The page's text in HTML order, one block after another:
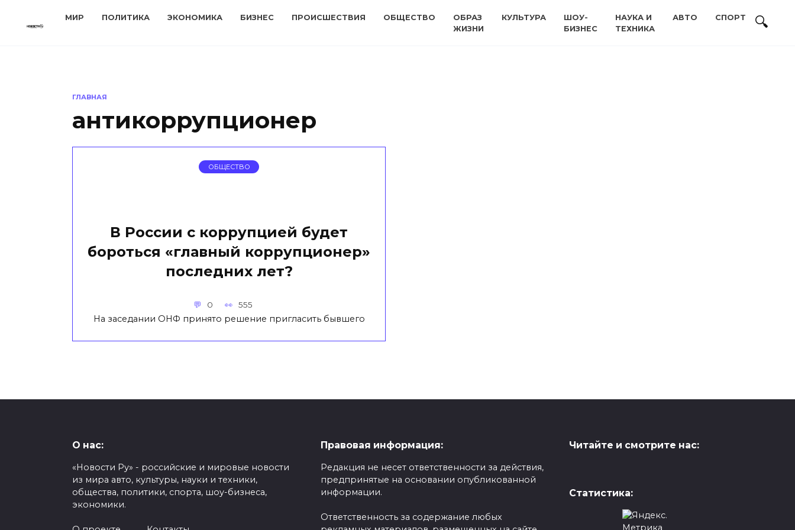
МИР ПОЛИТИКА ЭКОНОМИКА БИЗНЕС ПРОИСШЕСТВИЯ ОБЩЕСТВО
ОБРАЗ
ЖИЗНИ
КУЛЬТУРА
ШОУ-
БИЗНЕС
НАУКА И
ТЕХНИКА
АВТО СПОРТ
ГЛАВНАЯ
антикоррупционер
ОБЩЕСТВО
В России с коррупцией будет
бороться «главный коррупционер»
последних лет?
0 555
На заседании ОНФ принято решение пригласить бывшего
О нас:
«Новости Ру» - российские и мировые новости
из мира авто, культуры, науки и техники,
общества, политики, спорта, шоу-бизнеса,
экономики.
Правовая информация:
Редакция не несет ответственности за действия,
предпринятые на основании опубликованной
информации.
Ответственность за содержание любых
Читайте и смотрите нас:
Статистика: